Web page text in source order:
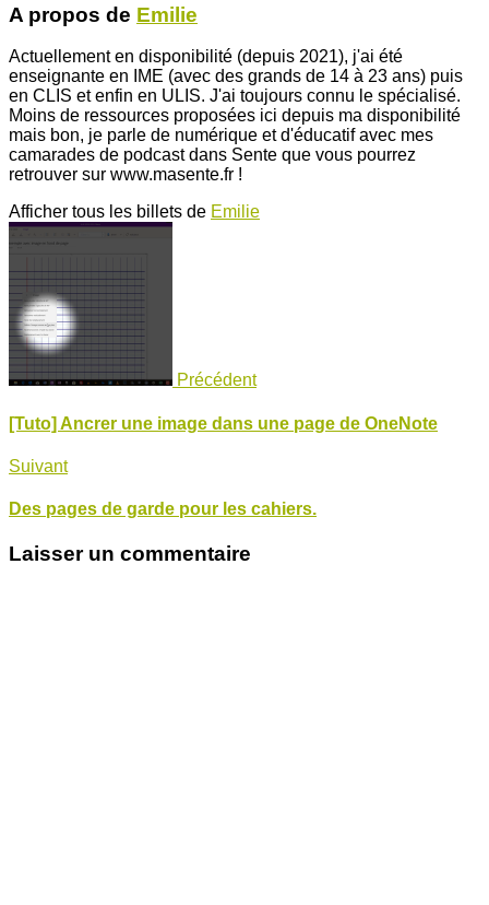
A propos de Emilie
Actuellement en disponibilité (depuis 2021), j'ai été
enseignante en IME (avec des grands de 14 à 23 ans) puis
en CLIS et enfin en ULIS. J'ai toujours connu le spécialisé.
Moins de ressources proposées ici depuis ma disponibilité
mais bon, je parle de numérique et d'éducatif avec mes
camarades de podcast dans Sente que vous pourrez
retrouver sur www.masente.fr !
Afficher tous les billets de Emilie
Précédent
[Tuto] Ancrer une image dans une page de OneNote
Suivant
Des pages de garde pour les cahiers.
Laisser un commentaire